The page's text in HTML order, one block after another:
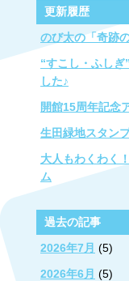
更新履歴
のび太の「奇跡
“すこし・ふしぎ
した♪
開館15周年記念
生田緑地スタン
大人もわくわく
ム
過去の記事
2026年7月 (5)
2026年6月 (5)